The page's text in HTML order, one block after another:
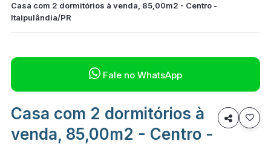
Casa com 2 dormitórios à venda, 85,00m2 - Centro -
Itaipulândia/PR
 Fale no WhatsApp
Casa com 2 dormitórios à
venda, 85,00m2 - Centro -
